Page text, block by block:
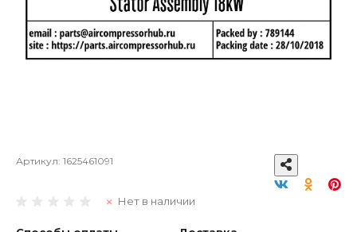
Артикул: 1625461091
Нет в наличии